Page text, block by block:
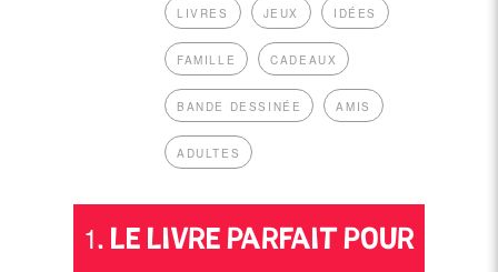
LIVRES JEUX IDÉES
FAMILLE CADEAUX
BANDE DESSINÉE AMIS
ADULTES
1. LE LIVRE PARFAIT POUR